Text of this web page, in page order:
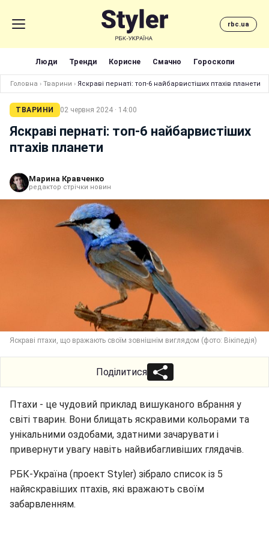
rbc.ua
Люди Тренди Корисне Смачно Гороскопи
Головна › Тварини › Яскраві пернаті: топ-6 найбарвистіших птахів планети
ТВАРИНИ 02 червня 2024 · 14:00
Яскраві пернаті: топ-6 найбарвистіших
птахів планети
Марина Кравченко
редактор стрічки новин
Яскраві птахи, що вражають своїм зовнішнім виглядом (фото: Вікіпедія)
Поділитися
Птахи - це чудовий приклад вишуканого вбрання у
світі тварин. Вони блищать яскравими кольорами та
унікальними оздобами, здатними зачарувати і
привернути увагу навіть найвибагливіших глядачів.
РБК-Україна (проект Styler) зібрало список із 5
найяскравіших птахів, які вражають своїм
забарвленням.